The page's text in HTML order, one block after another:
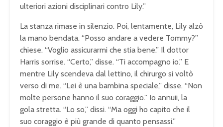
ulteriori azioni disciplinari contro Lily.”
La stanza rimase in silenzio. Poi, lentamente, Lily alzò
la mano bendata. “Posso andare a vedere Tommy?”
chiese. “Voglio assicurarmi che stia bene.” Il dottor
Harris sorrise. “Certo,” disse. “Ti accompagno io.” E
mentre Lily scendeva dal lettino, il chirurgo si voltò
verso di me. “Lei è una bambina speciale,” disse. “Non
molte persone hanno il suo coraggio.” Io annuii, la
gola stretta. “Lo so,” dissi. “Ma oggi ho capito che il
suo coraggio è più grande di quanto pensassi.”